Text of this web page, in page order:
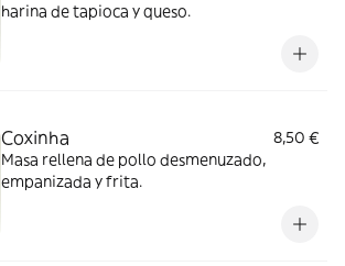
harina de tapioca y queso.
Coxinha
8,50 €
Masa rellena de pollo desmenuzado,
empanizada y frita.